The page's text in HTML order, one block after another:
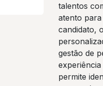
talentos
atento para
candidato,
gestão de
permite